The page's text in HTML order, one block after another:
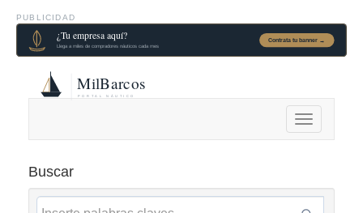
PUBLICIDAD
Alternar
navegación
Buscar